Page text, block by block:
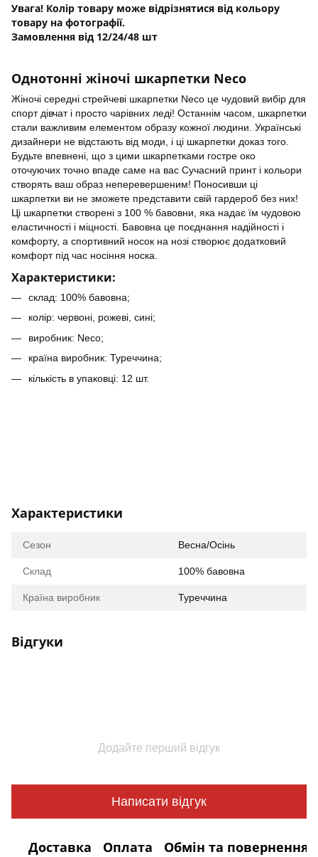
Увага! Колір товару може відрізнятися від кольору
товару на фотографії.
Замовлення від 12/24/48 шт
Однотонні жіночі шкарпетки Neco
Жіночі середні стрейчеві шкарпетки Neco це чудовий вибір для
спорт дівчат і просто чарівних леді! Останнім часом, шкарпетки
стали важливим елементом образу кожної людини. Українські
дизайнери не відстають від моди, і ці шкарпетки доказ того.
Будьте впевнені, що з цими шкарпетками гостре око
оточуючих точно впаде саме на вас Сучасний принт і кольори
створять ваш образ неперевершеним! Поносивши ці
шкарпетки ви не зможете представити свій гардероб без них!
Ці шкарпетки створені з 100 % бавовни, яка надає їм чудовою
еластичності і міцності. Бавовна це поєднання надійності і
комфорту, а спортивний носок на нозі створює додатковий
комфорт під час носіння носка.
Характеристики:
склад: 100% бавовна;
колір: червоні, рожеві, сині;
виробник: Neco;
країна виробник: Туреччина;
кількість в упаковці: 12 шт.
Характеристики
Сезон Весна/Осінь
Склад 100% бавовна
Країна виробник Туреччина
Відгуки
Додайте перший відгук
Написати відгук
Доставка Оплата Обмін та повернення